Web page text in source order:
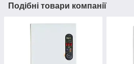
Подібні товари компанії